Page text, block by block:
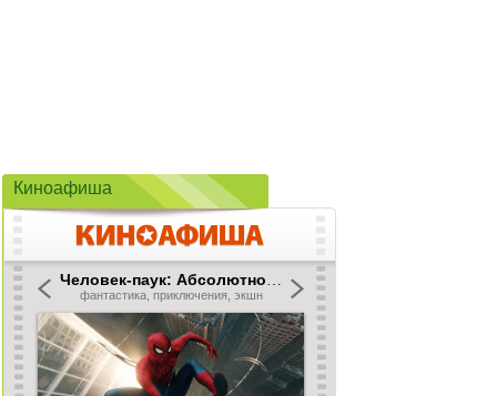
Киноафиша